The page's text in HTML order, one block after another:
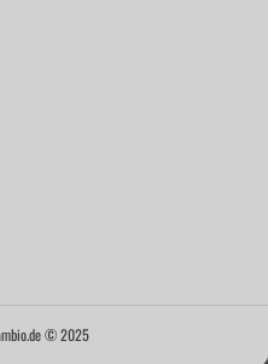
© 2025